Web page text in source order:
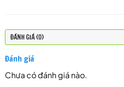
ĐÁNH GIÁ (0)
Đánh giá
Chưa có đánh giá nào.